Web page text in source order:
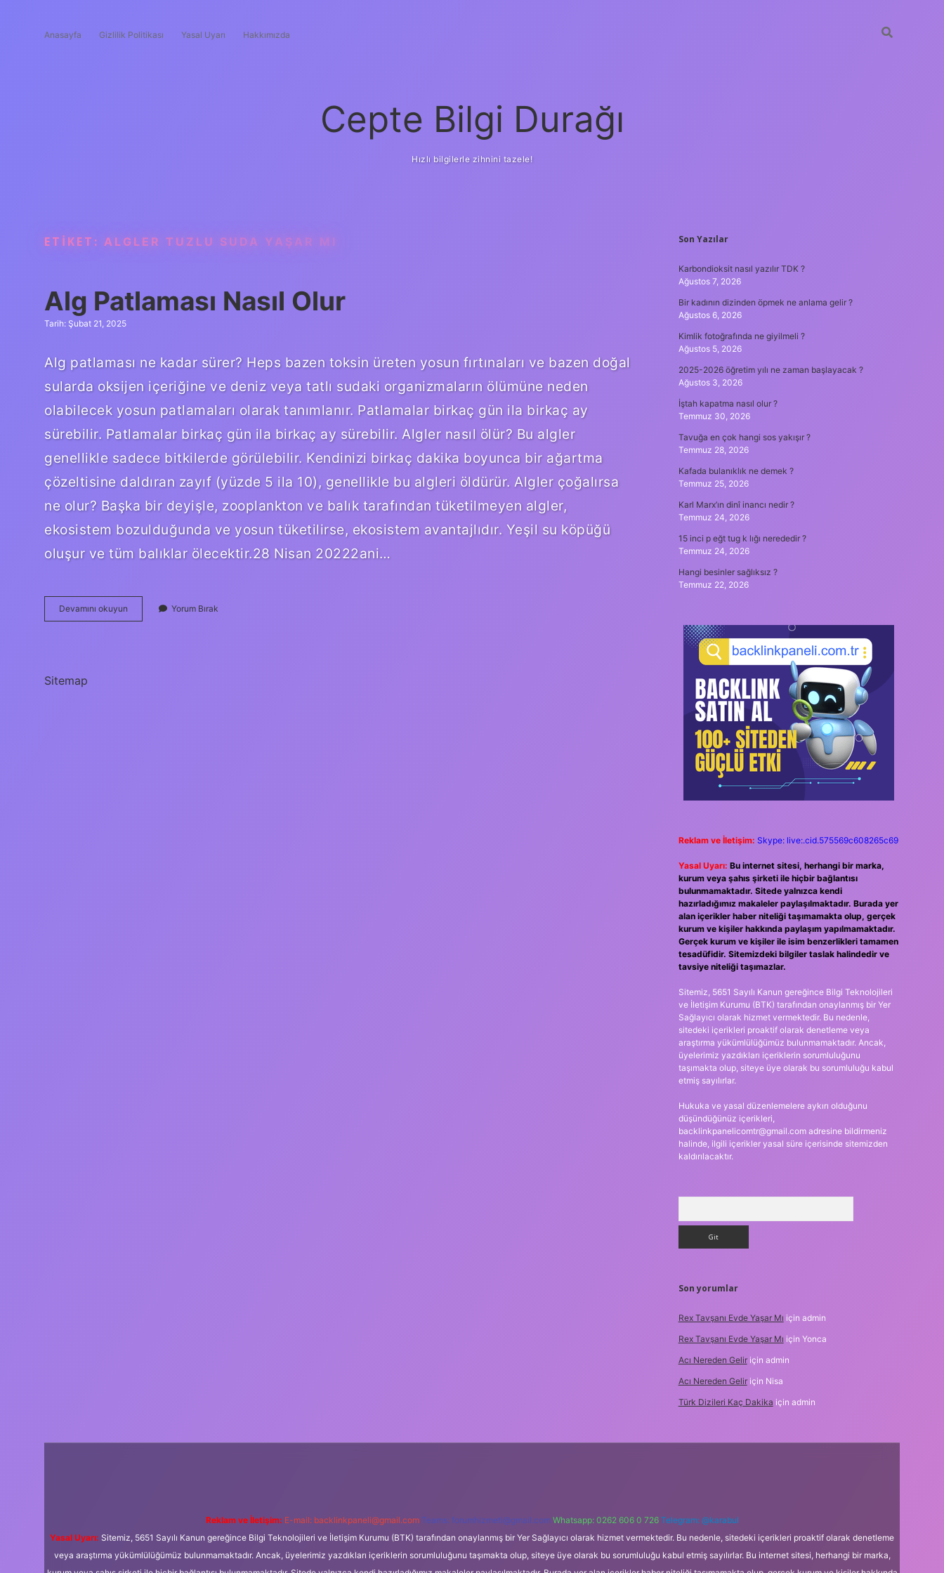
Anasayfa Gizlilik Politikası Yasal Uyarı Hakkımızda
Cepte Bilgi Durağı
Hızlı bilgilerle zihnini tazele!
ETIKET: ALGLER TUZLU SUDA YAŞAR MI
Alg Patlaması Nasıl Olur
Tarih: Şubat 21, 2025
Alg patlaması ne kadar sürer? Heps bazen toksin üreten yosun fırtınaları ve bazen doğal
sularda oksijen içeriğine ve deniz veya tatlı sudaki organizmaların ölümüne neden
olabilecek yosun patlamaları olarak tanımlanır. Patlamalar birkaç gün ila birkaç ay
sürebilir. Patlamalar birkaç gün ila birkaç ay sürebilir. Algler nasıl ölür? Bu algler
genellikle sadece bitkilerde görülebilir. Kendinizi birkaç dakika boyunca bir ağartma
çözeltisine daldıran zayıf (yüzde 5 ila 10), genellikle bu algleri öldürür. Algler çoğalırsa
ne olur? Başka bir deyişle, zooplankton ve balık tarafından tüketilmeyen algler,
ekosistem bozulduğunda ve yosun tüketilirse, ekosistem avantajlıdır. Yeşil su köpüğü
oluşur ve tüm balıklar ölecektir.28 Nisan 20222ani…
Devamını okuyun
Patlaması
Yorum Bırak
Sitemap
SIDEBAR
Son Yazılar
Karbondioksit nasıl yazılır TDK ?
Ağustos 7, 2026
Bir kadının dizinden öpmek ne anlama gelir ?
Ağustos 6, 2026
Kimlik fotoğrafında ne giyilmeli ?
Ağustos 5, 2026
2025-2026 öğretim yılı ne zaman başlayacak ?
Ağustos 3, 2026
İştah kapatma nasıl olur ?
Temmuz 30, 2026
Tavuğa en çok hangi sos yakışır ?
Temmuz 28, 2026
Kafada bulanıklık ne demek ?
Temmuz 25, 2026
Karl Marx’ın dinî inancı nedir ?
Temmuz 24, 2026
15 inci p eğt tug k lığı nerededir ?
Temmuz 24, 2026
Hangi besinler sağlıksız ?
Temmuz 22, 2026
Reklam ve İletişim: Skype: live:.cid.575569c608265c69
Yasal Uyarı: Bu internet sitesi, herhangi bir marka,
kurum veya şahıs şirketi ile hiçbir bağlantısı
bulunmamaktadır. Sitede yalnızca kendi
hazırladığımız makaleler paylaşılmaktadır. Burada yer
alan içerikler haber niteliği taşımamakta olup, gerçek
kurum ve kişiler hakkında paylaşım yapılmamaktadır.
Gerçek kurum ve kişiler ile isim benzerlikleri tamamen
tesadüfidir. Sitemizdeki bilgiler taslak halindedir ve
tavsiye niteliği taşımazlar.
Sitemiz, 5651 Sayılı Kanun gereğince Bilgi Teknolojileri
ve İletişim Kurumu (BTK) tarafından onaylanmış bir Yer
Sağlayıcı olarak hizmet vermektedir. Bu nedenle,
sitedeki içerikleri proaktif olarak denetleme veya
araştırma yükümlülüğümüz bulunmamaktadır. Ancak,
üyelerimiz yazdıkları içeriklerin sorumluluğunu
taşımakta olup, siteye üye olarak bu sorumluluğu kabul
etmiş sayılırlar.
Hukuka ve yasal düzenlemelere aykırı olduğunu
düşündüğünüz içerikleri,
backlinkpanelicomtr@gmail.comadresine bildirmeniz
halinde, ilgili içerikler yasal süre içerisinde sitemizden
kaldırılacaktır.
Son yorumlar
Rex Tavşanı Evde Yaşar Mı için admin
Rex Tavşanı Evde Yaşar Mı için Yonca
Acı Nereden Geliriçin admin
Acı Nereden Geliriçin Nisa
Türk Dizileri Kaç Dakika için admin
Reklam ve İletişim: E-mail: backlinkpaneli@gmail.com Teams: forumhizmeti@gmail.com Whatsapp: 0262 606 0 726 Telegram: @karabul
Yasal Uyarı: Sitemiz, 5651 Sayılı Kanun gereğince Bilgi Teknolojileri ve İletişim Kurumu (BTK) tarafından onaylanmış bir Yer Sağlayıcı olarak hizmet vermektedir. Bu nedenle, sitedeki içerikleri proaktif olarak denetleme
veya araştırma yükümlülüğümüz bulunmamaktadır. Ancak, üyelerimiz yazdıkları içeriklerin sorumluluğunu taşımakta olup, siteye üye olarak bu sorumluluğu kabul etmiş sayılırlar. Bu internet sitesi, herhangi bir marka,